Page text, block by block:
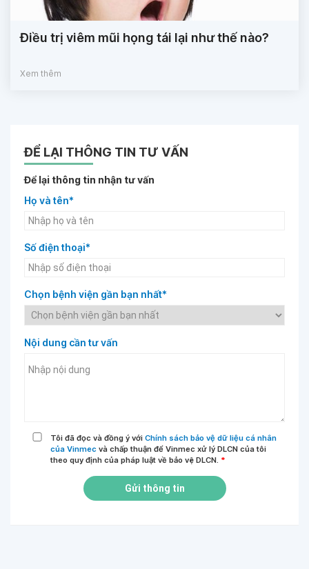
Điều trị viêm mũi họng tái lại như thế nào?
Xem thêm
ĐỂ LẠI THÔNG TIN TƯ VẤN
Để lại thông tin nhận tư vấn
Họ và tên*
Số điện thoại*
Chọn bệnh viện gần bạn nhất*
Nội dung cần tư vấn
Tôi đã đọc và đồng ý với Chính sách bảo vệ dữ liệu cá nhân
của Vinmec và chấp thuận để Vinmec xử lý DLCN của tôi
theo quy định của pháp luật về bảo vệ DLCN. *
Gửi thông tin